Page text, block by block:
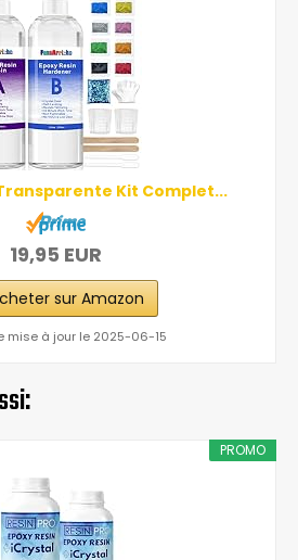
Kit Complet...
19,95 EUR
sur Amazon
mise à jour le 2025-06-15
PROMO